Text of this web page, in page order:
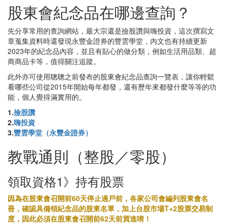
股東會紀念品在哪邊查詢？
先分享常用的查詢網站，最大宗還是撿股讚與嗨投資，這次撰寫文
章蒐集資料時還發現永豐金證券的豐雲學堂，內文也有持續更新
2023年的紀念品內容，並且有貼心的做分類，例如生活用品類、超
商商品卡等，值得關注追蹤。
此外亦可使用聰聰之前發布的股東會紀念品查詢一覽表，讓你輕鬆
看哪些公司從2015年開始每年都發，還有歷年來都發什麼等等的功
能，個人覺得滿實用的。
1.撿股讚
2.嗨投資
3.豐雲學堂（永豐金證券）
教戰通則（整股／零股）
領取資格1》持有股票
因為在股東會召開前60天停止過戶前，各家公司會編列股東會名
冊，確認具備領紀念品的股東名單，加上台股市場T+2股票交易制
度，因此必須在股東會召開前62天前買進唷！